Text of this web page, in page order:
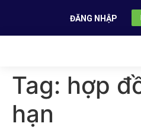
ĐĂNG NHẬP
Tag: hợp
hạn